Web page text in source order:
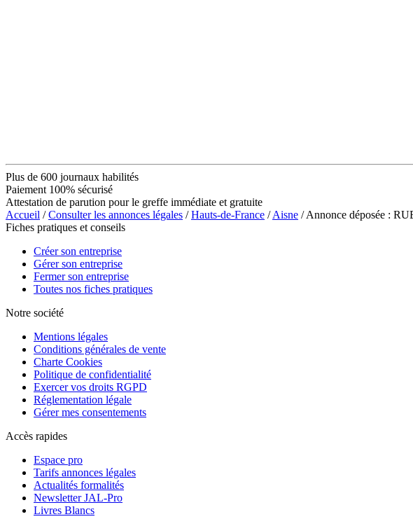
Plus de 600 journaux habilités
Paiement 100% sécurisé
Attestation de parution pour le greffe immédiate et gratuite
Accueil /Consulter les annonces légales /Hauts-de-France /Aisne / Annonce déposée :
Fiches pratiques et conseils
Créer son entreprise
Gérer son entreprise
Fermer son entreprise
Toutes nos fiches pratiques
Notre société
Mentions légales
Conditions générales de vente
Charte Cookies
Politique de confidentialité
Exercer vos droits RGPD
Réglementation légale
Gérer mes consentements
Accès rapides
Espace pro
Tarifs annonces légales
Actualités formalités
Newsletter JAL-Pro
Livres Blancs